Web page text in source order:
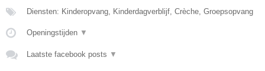
Diensten: Kinderopvang, Kinderdagverblijf, Crèche, Groepsopvang
Openingstijden ▼
Laatste facebook posts ▼